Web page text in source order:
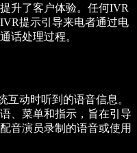
升了客户体验。任何IVR
提示引导来电者通过电
话处理过程。
动时听到的语音信息。
、菜单和指示，旨在引导
音演员录制的语音或使用